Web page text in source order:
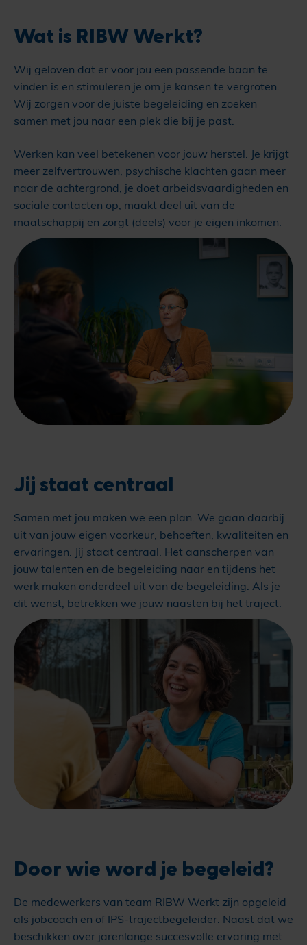
Wat is RIBW Werkt?
Wij geloven dat er voor jou een passende baan te
vinden is en stimuleren je om je kansen te vergroten.
Wij zorgen voor de juiste begeleiding en zoeken
samen met jou naar een plek die bij je past.
Werken kan veel betekenen voor jouw herstel. Je krijgt
meer zelfvertrouwen, psychische klachten gaan meer
naar de achtergrond, je doet arbeidsvaardigheden en
sociale contacten op, maakt deel uit van de
maatschappij en zorgt (deels) voor je eigen inkomen.
Jij staat centraal
Samen met jou maken we een plan. We gaan daarbij
uit van jouw eigen voorkeur, behoeften, kwaliteiten en
ervaringen. Jij staat centraal. Het aanscherpen van
jouw talenten en de begeleiding naar en tijdens het
werk maken onderdeel uit van de begeleiding. Als je
dit wenst, betrekken we jouw naasten bij het traject.
Door wie word je begeleid?
De medewerkers van team RIBW Werkt zijn opgeleid
als jobcoach en of IPS-trajectbegeleider. Naast dat we
beschikken over jarenlange succesvolle ervaring met